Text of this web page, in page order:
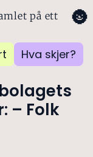
på ett
Hva skjer?
🌚
– Folk